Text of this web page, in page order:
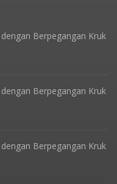
Berpegangan Kruk
Berpegangan Kruk
Berpegangan Kruk